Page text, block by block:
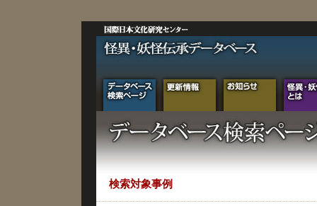
検索対象事例